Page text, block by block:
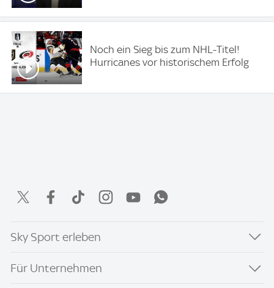
Noch ein Sieg bis zum NHL-Titel!
Hurricanes vor historischem Erfolg
Sky Sport erleben
Für Unternehmen